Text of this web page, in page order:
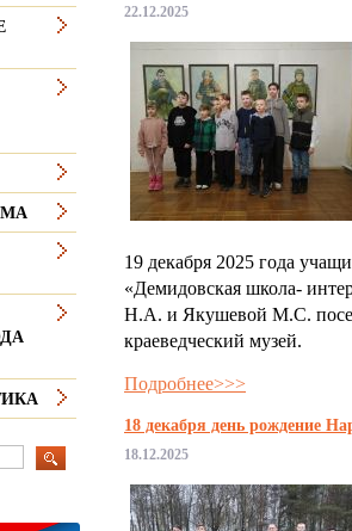
22.12.2025
19 декабря 2025 года
«Демидовская школа-
Н.А. и Якушевой М.С.
краеведческий музей.
Подробнее>>>
18 декабря день рождение
18.12.2025